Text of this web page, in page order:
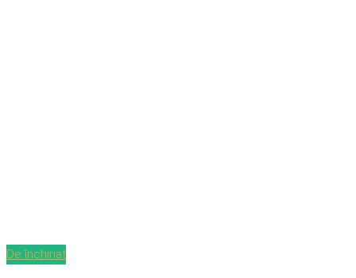
De închiriat